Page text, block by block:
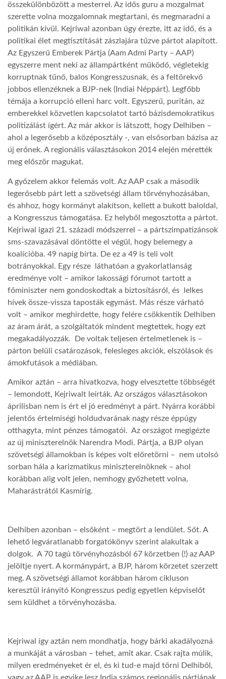
GLOBOBOOK
összekülönbözött a mesterrel. Az idős guru a mozgalmat
szerette volna mozgalomnak megtartani, és megmaradni a
politikán kívül. Kejriwal azonban úgy érezte, itt az idő, és a
politikai élet megtisztítását zászlajára tűzve pártot alapított.
Az Egyszerű Emberek Pártja (Aam Admi Party – AAP)
egyszerre ment neki az állampártként működő, végletekig
korruptnak tűnő, balos Kongresszusnak, és a feltörekvő
jobbos ellenzéknek a BJP-nek (Indiai Néppárt). Legfőbb
témája a korrupció elleni harc volt. Egyszerű, puritán, az
emberekkel közvetlen kapcsolatot tartó bázisdemokratikus
politizálást ígért. Az már akkor is látszott, hogy Delhiben –
ahol a legerősebb a középosztály -, van elsősorban bázisa az
új erőnek. A regionális választásokon 2014 elején mérették
meg először magukat.
A győzelem akkor felemás volt. Az AAP csak a második
legerősebb párt lett a szövetségi állam törvényhozásában,
és ahhoz, hogy kormányt alakítson, kellett a bukott baloldal,
a Kongresszus támogatása. Ez helyből megosztotta a pártot.
Kejriwal igazi 21. századi módszerrel – a pártszimpatizánsok
sms-szavazásával döntötte el végül, hogy belemegy a
koalícióba. 49 napig bírta. De ez a 49 is teli volt
botrányokkal. Egy része láthatóan a gyakorlatlanság
eredménye volt – amikor lakossági fórumot tartott a
főminiszter nem gondoskodtak a biztosításról, és lelkes
hívek össze-vissza taposták egymást. Más része várható
volt – amikor meghirdette, hogy felére csökkentik Delhiben
az áram árát, a szolgáltatók mindent megtettek, hogy ezt
megakadályozzák. De voltak teljesen értelmetlenek is –
párton belüli csatározások, felesleges akciók, elszólások és
ámokfutások a médiában.
Amikor aztán – arra hivatkozva, hogy elvesztette többségét
– lemondott, Kejriwalt leírták. Az országos választásokon
áprilisban nem is ért el jó eredményt a párt. Nyárra korábbi
jelentős értelmiségi holdudvarának nagy része éppúgy
otthagyta, mint pénzes támogatói. Az országot megigézte
az új miniszterelnök Narendra Modi. Pártja, a BJP olyan
szövetségi államokban is képes volt előretörni – nem utolsó
sorban hála a karizmatikus miniszterelnöknek – ahol
korábban alig volt jelen, nemhogy győzhetett volna,
Maharástrától Kasmírig.
Delhiben azonban – elsőként – megtört a lendület. Sőt. A
lehető legváratlanabb forgatókönyv szerint alakultak a
dolgok. A 70 tagú törvényhozásból 67 körzetben (!) az AAP
jelöltje nyert. A kormánypárt, a BJP, három körzetet szerzett
meg. A szövetségi államot korábban három cikluson
keresztül irányító Kongresszus pedig egyetlen képviselőt
sem küldhet a törvényhozásba.
Kejriwal így aztán nem mondhatja, hogy bárki akadályozná
a munkáját a városban – tehet, amit akar. Csak rajta múlik,
milyen eredményeket ér el, és ki tud-e majd törni Delhiből,
vagy az AAP is egyike lesz India számos regionális pártjának.